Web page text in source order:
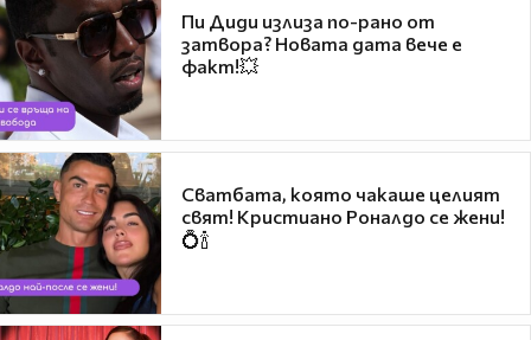
Пи Диди излиза по-рано от
затвора? Новата дата вече е
факт!💥
Сватбата, която чакаше целият
свят! Кристиано Роналдо се жени!
💍🍾